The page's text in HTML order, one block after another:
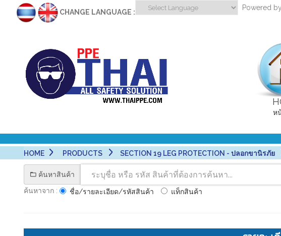
CHANGE LANGUAGE :
Powered by
ห
HOME PRODUCTS SECTION 19 LEG PROTECTION - ปลอกขานิรภัย
ค้นหาสินค้า
ค้นหาจาก :
ชื่อ/รายละเอียด/รหัสสินค้า แท็กสินค้า